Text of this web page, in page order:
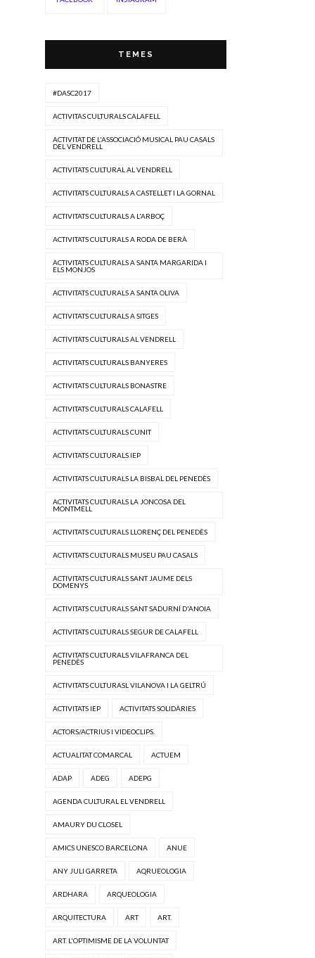
TEMES
#DASC2017
ACTIVITAS CULTURALS CALAFELL
ACTIVITAT DE L'ASSOCIACIÓ MUSICAL PAU CASALS
DEL VENDRELL
ACTIVITATS CULTURAL AL VENDRELL
ACTIVITATS CULTURALS A CASTELLET I LA GORNAL
ACTIVITATS CULTURALS A L'ARBOÇ
ACTIVITATS CULTURALS A RODA DE BERÀ
ACTIVITATS CULTURALS A SANTA MARGARIDA I
ELS MONJOS
ACTIVITATS CULTURALS A SANTA OLIVA
ACTIVITATS CULTURALS A SITGES
ACTIVITATS CULTURALS AL VENDRELL
ACTIVITATS CULTURALS BANYERES
ACTIVITATS CULTURALS BONASTRE
ACTIVITATS CULTURALS CALAFELL
ACTIVITATS CULTURALS CUNIT
ACTIVITATS CULTURALS IEP
ACTIVITATS CULTURALS LA BISBAL DEL PENEDÈS
ACTIVITATS CULTURALS LA JONCOSA DEL
MONTMELL
ACTIVITATS CULTURALS LLORENÇ DEL PENEDÈS
ACTIVITATS CULTURALS MUSEU PAU CASALS
ACTIVITATS CULTURALS SANT JAUME DELS
DOMENYS
ACTIVITATS CULTURALS SANT SADURNÍ D'ANOIA
ACTIVITATS CULTURALS SEGUR DE CALAFELL
ACTIVITATS CULTURALS VILAFRANCA DEL
PENEDÈS
ACTIVITATS CULTURASL VILANOVA I LA GELTRÚ
ACTIVITATS IEP ACTIVITATS SOLIDÀRIES
ACTORS/ACTRIUS I VIDEOCLIPS.
ACTUALITAT COMARCAL ACTUEM
ADAP ADEG ADEPG
AGENDA CULTURAL EL VENDRELL
AMAURY DU CLOSEL
AMICS UNESCO BARCELONA ANUE
ANY JULI GARRETA AQRUEOLOGIA
ARDHARA ARQUEOLOGIA
ARQUITECTURA ART ART.
ART. L'OPTIMISME DE LA VOLUNTAT